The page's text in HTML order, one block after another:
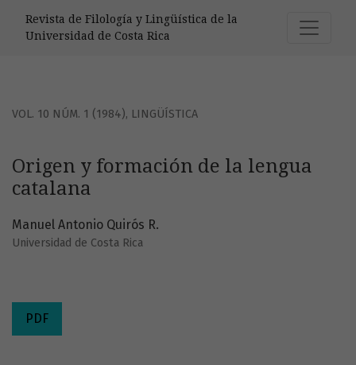
Revista de Filología y Lingüística de la
Universidad de Costa Rica
VOL. 10 NÚM. 1 (1984), LINGÜÍSTICA
Origen y formación de la lengua
catalana
Manuel Antonio Quirós R.
Universidad de Costa Rica
PDF